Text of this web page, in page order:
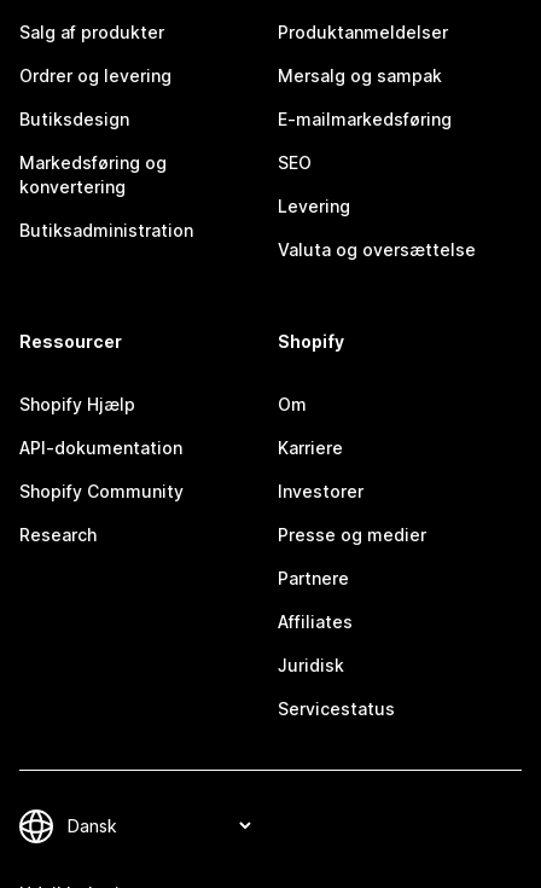
Salg af produkter
Ordrer og levering
Butiksdesign
Markedsføring og
konvertering
Butiksadministration
Produktanmeldelser
Mersalg og sampak
E-mailmarkedsføring
SEO
Levering
Valuta og oversættelse
Ressourcer
Shopify Hjælp
API-dokumentation
Shopify Community
Research
Shopify
Om
Karriere
Investorer
Presse og medier
Partnere
Affiliates
Juridisk
Servicestatus